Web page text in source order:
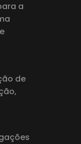
a
de